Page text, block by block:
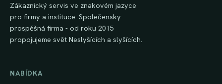
Zákaznický servis ve znakovém jazyce
pro firmy a instituce. Společensky
prospěšná firma - od roku 2015
propojujeme svět Neslyšících a slyšících.
NABÍDKA